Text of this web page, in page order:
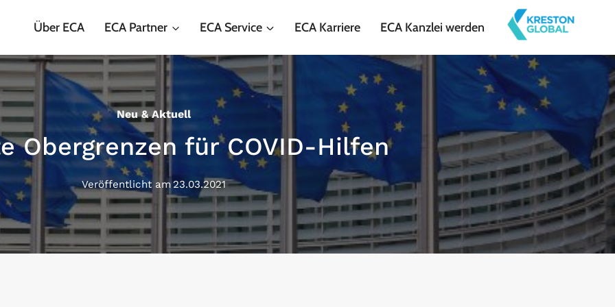
Über ECA ECA Partner ECA Service ECA Karriere ECA Kanzlei werden
Neu & Aktuell
Obergrenzen für COVID-Hilfen
Veröffentlicht am23.03.2021